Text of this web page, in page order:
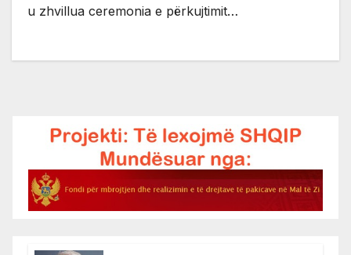
u zhvillua ceremonia e përkujtimit…